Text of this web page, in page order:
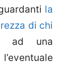
la
di chi
ad una